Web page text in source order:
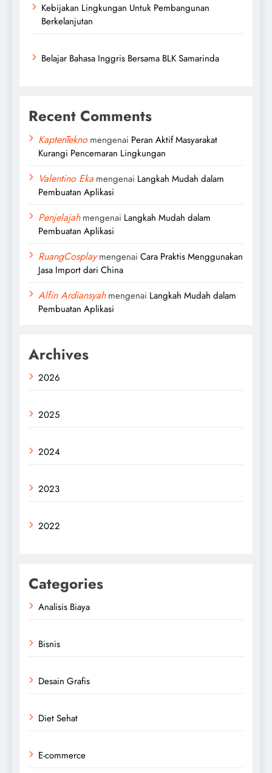
Kebijakan Lingkungan Untuk Pembangunan
Berkelanjutan
Belajar Bahasa Inggris Bersama BLK Samarinda
Recent Comments
KaptenTeknomengenai Peran Aktif Masyarakat
Kurangi Pencemaran Lingkungan
Valentino Eka mengenai Langkah Mudah dalam
Pembuatan Aplikasi
Penjelajahmengenai Langkah Mudah dalam
Pembuatan Aplikasi
RuangCosplaymengenai Cara Praktis Menggunakan
Jasa Import dari China
Alfin Ardiansyahmengenai Langkah Mudah dalam
Pembuatan Aplikasi
Archives
2026
2025
2024
2023
2022
Categories
Analisis Biaya
Bisnis
Desain Grafis
Diet Sehat
E-commerce